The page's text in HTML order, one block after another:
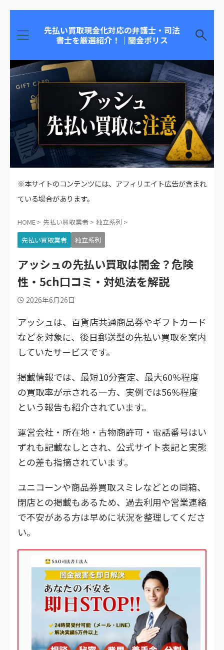
先払い買取現金化対応の弁護士・司法
書士を厳選紹介！｜闇金ポリス
※本サイトのコンテンツには、アフィリエイト広告が含まれ
ている場合があります。
HOME > 先払い買取業者 > 独立系列 >
先払い買取業者
独立系列
アッシュの先払い買取は闇金？危険
性・5ch口コミ・対処法を解説
2026年6月26日
アッシュは、百貨店共通商品券やギフトカード
などを対象に、後日郵送型の先払い買取を案内
していたサービスです。
掲載情報では、最短10分査定、最大60%程度
の買取率が示される一方、実例では56%程度
という報告も紹介されています。
運営会社・所在地・古物商許可・電話番号はい
ずれも記載なしとされ、公式サイト表記と実態
との差も指摘されています。
ユニコーンや商品券買取スミレなどとの同箱、
閉店との掲載もあるため、過去利用や営業連絡
で不安がある方は早めに状況を整理してくださ
い。